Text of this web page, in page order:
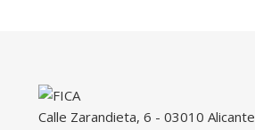
Calle Zarandieta, 6 - 03010 Alicante